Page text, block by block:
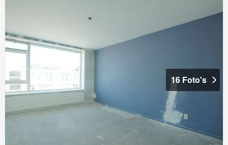
16 Foto's